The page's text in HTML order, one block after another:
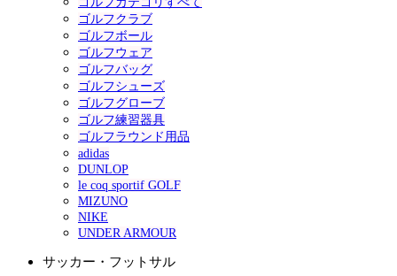
ゴルフクラブ
ゴルフボール
ゴルフウェア
ゴルフバッグ
ゴルフシューズ
ゴルフグローブ
ゴルフ練習器具
ゴルフラウンド用品
adidas
DUNLOP
le coq sportif GOLF
MIZUNO
NIKE
UNDER ARMOUR
サッカー・フットサル